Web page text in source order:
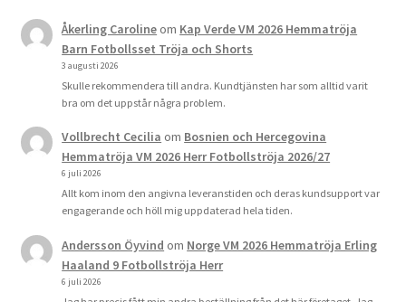
Åkerling Carolineom Kap Verde VM 2026 Hemmatröja
Barn Fotbollsset Tröja och Shorts
3 augusti 2026
Skulle rekommendera till andra. Kundtjänsten har som alltid varit
bra om det uppstår några problem.
Vollbrecht Cecilia om Bosnien och Hercegovina
Hemmatröja VM 2026 Herr Fotbollströja 2026/27
6 juli 2026
Allt kom inom den angivna leveranstiden och deras kundsupport var
engagerande och höll mig uppdaterad hela tiden.
Andersson Öyvind om Norge VM 2026 Hemmatröja Erling
Haaland 9 Fotbollströja Herr
6 juli 2026